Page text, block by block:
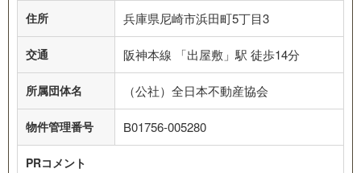
住所 兵庫県尼崎市浜田町5丁目3
交通 阪神本線 「出屋敷」駅 徒歩14分
所属団体名 （公社）全日本不動産協会
物件管理番号 B01756-005280
PRコメント